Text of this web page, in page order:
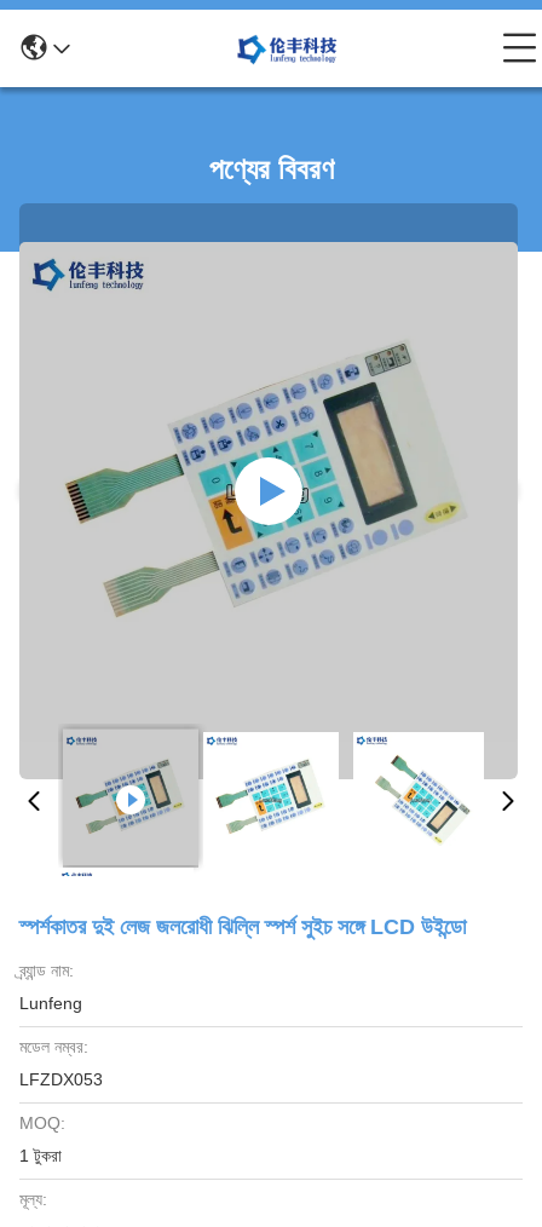
পণ্যের বিবরণ
স্পর্শকাতর দুই লেজ জলরোধী ঝিল্লি স্পর্শ সুইচ সঙ্গে LCD উইন্ডো
ব্র্যান্ড নাম:
Lunfeng
মডেল নম্বর:
LFZDX053
MOQ:
1 টুকরা
মূল্য: